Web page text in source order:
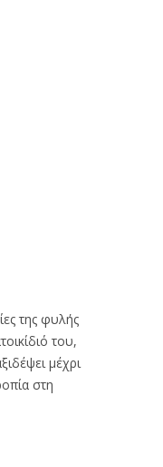
της φυλής
του,
μέχρι
στη